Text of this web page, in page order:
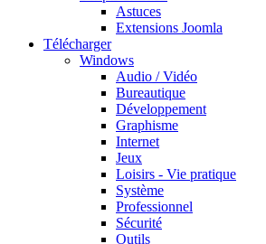
Astuces
Extensions Joomla
Télécharger
Windows
Audio / Vidéo
Bureautique
Développement
Graphisme
Internet
Jeux
Loisirs - Vie pratique
Système
Professionnel
Sécurité
Outils